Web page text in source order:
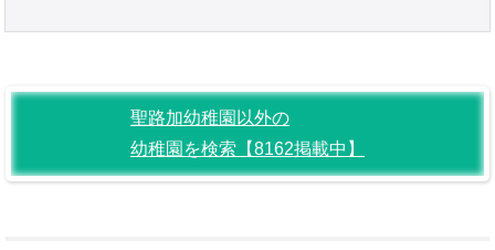
聖路加幼稚園以外の
幼稚園を検索【8162掲載中】